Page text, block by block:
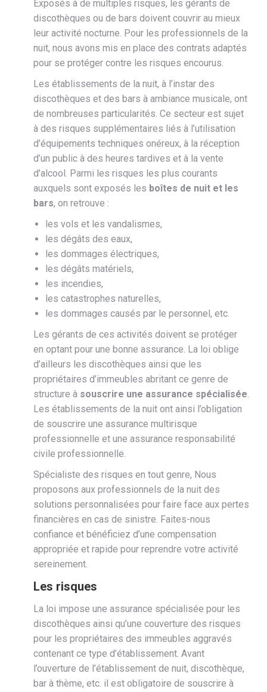
Exposés à de multiples risques, les gérants de
discothèques ou de bars doivent couvrir au mieux
leur activité nocturne. Pour les professionnels de la
nuit, nous avons mis en place des contrats adaptés
pour se protéger contre les risques encourus.
Les établissements de la nuit, à l’instar des
discothèques et des bars à ambiance musicale, ont
de nombreuses particularités. Ce secteur est sujet
à des risques supplémentaires liés à l’utilisation
d’équipements techniques onéreux, à la réception
d’un public à des heures tardives et à la vente
d’alcool. Parmi les risques les plus courants
auxquels sont exposés les boîtes de nuit et les
bars, on retrouve :
les vols et les vandalismes,
les dégâts des eaux,
les dommages électriques,
les dégâts matériels,
les incendies,
les catastrophes naturelles,
les dommages causés par le personnel, etc.
Les gérants de ces activités doivent se protéger
en optant pour une bonne assurance. La loi oblige
d’ailleurs les discothèques ainsi que les
propriétaires d’immeubles abritant ce genre de
structure à souscrire une assurance spécialisée.
Les établissements de la nuit ont ainsi l’obligation
de souscrire une assurance multirisque
professionnelle et une assurance responsabilité
civile professionnelle.
Spécialiste des risques en tout genre, Nous
proposons aux professionnels de la nuit des
solutions personnalisées pour faire face aux pertes
financières en cas de sinistre. Faites-nous
confiance et bénéficiez d’une compensation
appropriée et rapide pour reprendre votre activité
sereinement.
Les risques
La loi impose une assurance spécialisée pour les
discothèques ainsi qu’une couverture des risques
pour les propriétaires des immeubles aggravés
contenant ce type d’établissement. Avant
l’ouverture de l’établissement de nuit, discothèque,
bar à thème, etc. il est obligatoire de souscrire à